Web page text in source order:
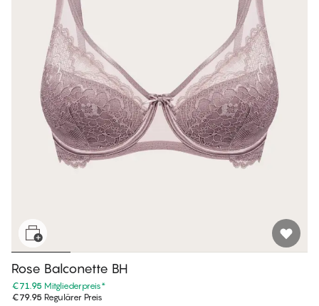
Rose Balconette BH
€71.95 Mitgliederpreis*
€79.95 Regulärer Preis